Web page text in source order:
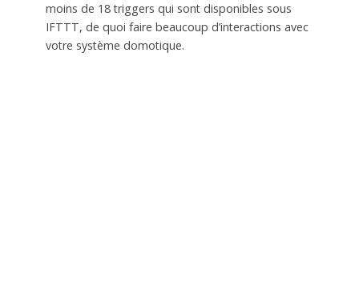
moins de 18 triggers qui sont disponibles sous
IFTTT, de quoi faire beaucoup d’interactions avec
votre système domotique.